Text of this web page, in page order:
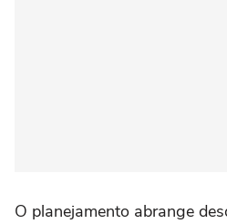
O planejamento abrange